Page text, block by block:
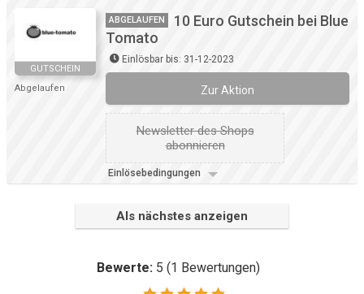
GUTSCHEIN
Abgelaufen
ABGELAUFEN
10 Euro Gutschein bei Blue
Tomato
Einlösbar bis: 31-12-2023
Zur Aktion
Newsletter des Shops
abonnieren
Einlösebedingungen
Als nächstes anzeigen
Bewerte: 5 (1 Bewertungen)